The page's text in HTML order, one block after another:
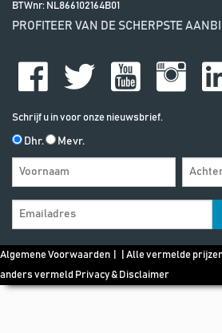
BTWnr: NL866102164B01
PROFITEER VAN DE SCHERPSTE
Schrijf u in voor onze nieuwsbrief.
Dhr. Mevr.
Algemene Voorwaarden | | Alle vermelde
anders vermeld Privacy & Disclaimer